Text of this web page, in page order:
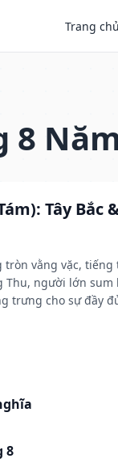
Trang chủ
8
Tây Bắc
tròn vằng vặc, tiếng
Thu, người lớn sum
trưng cho sự đầy
8